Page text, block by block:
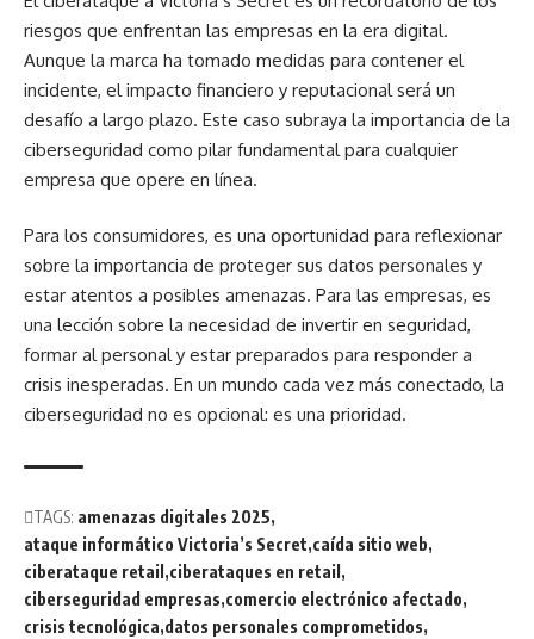
riesgos que enfrentan las empresas en la era digital.
Aunque la marca ha tomado medidas para contener el
incidente, el impacto financiero y reputacional será un
desafío a largo plazo. Este caso subraya la importancia de la
ciberseguridad como pilar fundamental para cualquier
empresa que opere en línea.
Para los consumidores, es una oportunidad para reflexionar
sobre la importancia de proteger sus datos personales y
estar atentos a posibles amenazas. Para las empresas, es
una lección sobre la necesidad de invertir en seguridad,
formar al personal y estar preparados para responder a
crisis inesperadas. En un mundo cada vez más conectado, la
ciberseguridad no es opcional: es una prioridad.
TAGS: amenazas digitales 2025
ataque informático Victoria’s Secret caída sitio web
ciberataque retail ciberataques en retail
ciberseguridad empresas comercio electrónico afectado
crisis tecnológica datos personales comprometidos